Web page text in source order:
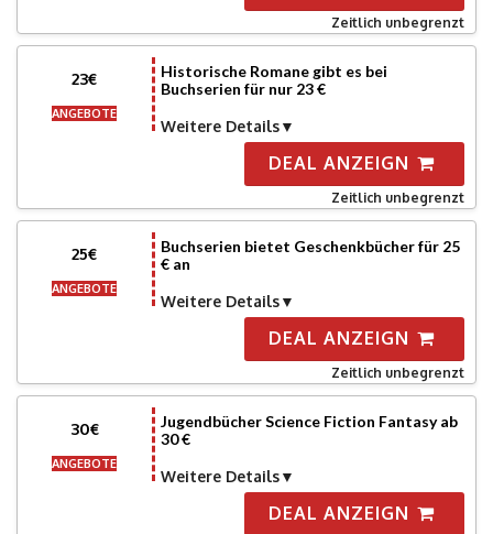
Zeitlich unbegrenzt
23€
ANGEBOTE
Historische Romane gibt es bei
Buchserien für nur 23 €
Weitere Details
DEAL ANZEIGN
Zeitlich unbegrenzt
25€
ANGEBOTE
Buchserien bietet Geschenkbücher für 25
€ an
Weitere Details
DEAL ANZEIGN
Zeitlich unbegrenzt
30€
ANGEBOTE
Jugendbücher Science Fiction Fantasy ab
30 €
Weitere Details
DEAL ANZEIGN